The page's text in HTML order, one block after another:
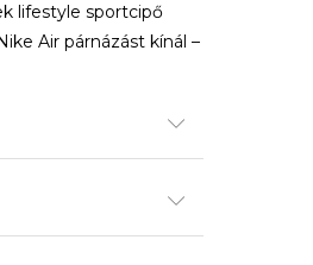
lifestyle sportcipő
Air párnázást kínál –